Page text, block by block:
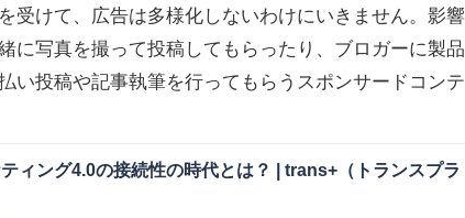
受けて、広告は多様化しないわけにいきません。影響
に写真を撮って投稿してもらったり、ブロガーに製品
い投稿や記事執筆を行ってもらうスポンサードコンテ
ィング4.0の接続性の時代とは？ | trans+（トランスプラ